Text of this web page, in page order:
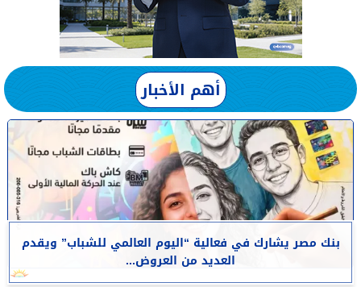
أهم الأخبار
بنك مصر يشارك في فعالية “اليوم العالمي للشباب” ويقدم
العديد من العروض...